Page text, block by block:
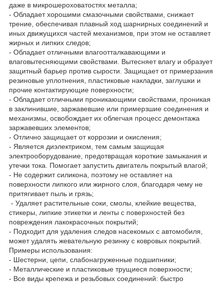
даже в микрошероховатостях металла;
- Обладает хорошими смазочными свойствами, снижает
трение, обеспечивая плавный ход шарнирных соединений и
иных движущихся частей механизмов, при этом не оставляет
жирных и липких следов;
- Обладает отличными влагоотталкавающими и
влаговытесняющими свойствами. Вытесняет влагу и образует
защитный барьер против сырости. Защищает от примерзания
резиновые уплотнения, пластиковые накладки, заглушки и
прочие контактирующие поверхности;
- Обладает отличными проникающими свойствами, проникая
в заклинившие, заржавевшие или примерзшие соединения и
механизмы, освобождает их облегчая процесс демонтажа
заржавевших элементов;
- Отлично защищает от коррозии и окисления;
- Является диэлектриком, тем самым защищая
электрооборудование, предотвращая короткие замыкания и
утечки тока. Помогает запустить двигатель покрытый влагой;
- Не содержит силикона, поэтому не оставляет на
поверхности липкого или жирного слоя, благодаря чему не
притягивает пыль и грязь;
- Удаляет растительные соки, смолы, клейкие вещества,
стикеры, липкие этикетки и ленты с поверхностей без
повреждения лакокрасочных покрытий;
- Подходит для удаления следов насекомых с автомобиля,
может удалять жевательную резинку с ковровых покрытий.
Примеры использования:
- Шестерни, цепи, слабонагруженные подшипники;
- Металлические и пластиковые трущиеся поверхности;
- Все виды крепежа и резьбовых соединений: быстро